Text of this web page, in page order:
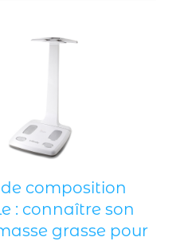
composition
: connaître son
grasse pour